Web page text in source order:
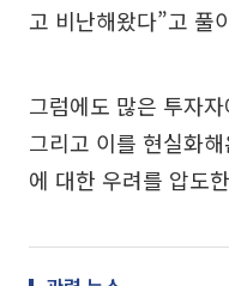
고 비난해왔다”고 풀
그럼에도 많은 투자
그리고 이를 현실화
에 대한 우려를 압도